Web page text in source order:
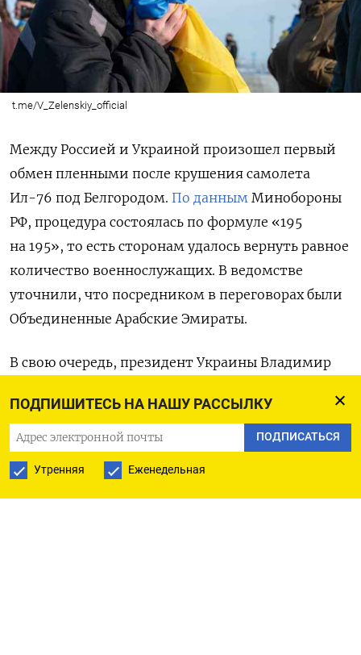
ПОДПИШИТЕСЬ НА НАШУ РАССЫЛКУ
ПОДПИСАТЬСЯ
Утренняя Еженедельная
t.me/V_Zelenskiy_official
Между Россией и Украиной произошел первый
обмен пленными после крушения самолета
Ил-76 под Белгородом. По данным Минобороны
РФ, процедура состоялась по формуле «195
на 195», то есть сторонам удалось вернуть равное
количество военнослужащих. В ведомстве
уточнили, что посредником в переговорах были
Объединенные Арабские Эмираты.
В свою очередь, президент Украины Владимир
обмена вернулись 207 военных. «180 рядовых
и сержантов. 27 офицеров. Почти половина —
защитники Мариуполя. Воины Вооруженных
сил, Нацгвардии, подразделения